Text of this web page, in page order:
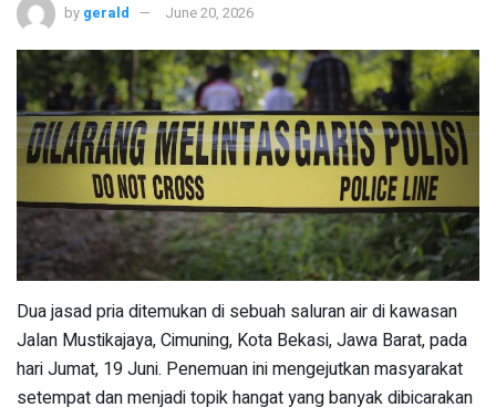
by gerald June 20, 2026
Dua jasad pria ditemukan di sebuah saluran air di kawasan
Jalan Mustikajaya, Cimuning, Kota Bekasi, Jawa Barat, pada
hari Jumat, 19 Juni. Penemuan ini mengejutkan masyarakat
setempat dan menjadi topik hangat yang banyak dibicarakan